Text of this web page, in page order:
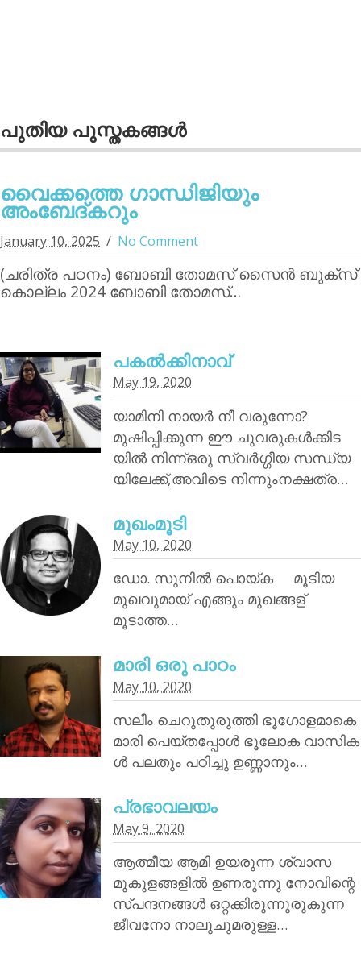
പുതിയ പുസ്തകങ്ങള്‍
വൈക്കത്തെ ഗാന്ധിജിയും
അംബേദ്കറും
January 10, 2025 No Comment
(ചരിത്ര പഠനം) ബോബി തോമസ് സൈന്‍ ബുക്‌സ്
കൊല്ലം 2024 ബോബി തോമസ്…
പകൽക്കിനാവ്‌
May 19, 2020
യാമിനി നായര്‍ നീ വരുന്നോ?
മുഷിപ്പിക്കുന്ന ഈ ചുവരുകൾക്കിട
യിൽ നിന്ന്ഒരു സ്വർഗ്ഗീയ സന്ധ്യ
യിലേക്ക്,അവിടെ നിന്നുംനക്ഷത്ര…
മുഖംമൂടി
May 10, 2020
ഡോ. സുനിൽ പൊയ്‌ക മൂടിയ
മുഖവുമായ് എങ്ങും മുഖങ്ങള്
മൂടാത്ത…
മാരി ഒരു പാഠം
May 10, 2020
സലീം ചെറുതുരുത്തി ഭൂഗോളമാകെ
മാരി പെയ്തപ്പോൾ ഭൂലോക വാസിക
ൾ പലതും പഠിച്ചു ഉണ്ണാനും…
പ്രഭാവലയം
May 9, 2020
ആത്മീയ ആമി ഉയരുന്ന ശ്വാസ
മുകുളങ്ങളിൽ ഉണരുന്നു നോവിന്റെ
സ്പന്ദനങ്ങൾ ഒറ്റക്കിരുന്നുരുകുന്ന
ജീവനോ നാലുചുമരുള്ള…